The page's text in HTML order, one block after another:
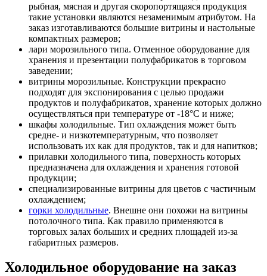
рыбная, мясная и другая скоропортящаяся продукция
такие установки являются незаменимым атрибутом. На
заказ изготавливаются большие витрины и настольные
компактных размеров;
лари морозильного типа. Отменное оборудование для
хранения и презентации полуфабрикатов в торговом
заведении;
витрины морозильные. Конструкции прекрасно
подходят для экспонирования с целью продажи
продуктов и полуфабрикатов, хранение которых должно
осуществляться при температуре от -18°С и ниже;
шкафы холодильные. Тип охлаждения может быть
средне- и низкотемпературным, что позволяет
использовать их как для продуктов, так и для напитков;
прилавки холодильного типа, поверхность которых
предназначена для охлаждения и хранения готовой
продукции;
специализированные витрины для цветов с частичным
охлаждением;
горки холодильные. Внешне они похожи на витрины
потолочного типа. Как правило применяются в
торговых залах больших и средних площадей из-за
габаритных размеров.
Холодильное оборудование на заказ